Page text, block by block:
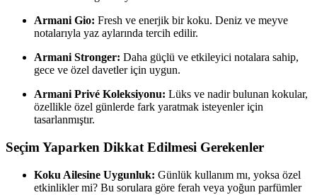
Armani Gio: Fresh ve enerjik bir koku. Deniz ve meyve
notalarıyla yaz aylarında tercih edilir.
Armani Stronger: Daha güçlü ve etkileyici notalara sahip,
gece ve özel davetler için uygun.
Armani Privé Koleksiyonu: Lüks ve nadir bulunan kokular,
özellikle özel günlerde fark yaratmak isteyenler için
tasarlanmıştır.
Seçim Yaparken Dikkat Edilmesi Gerekenler
Koku Ailesine Uygunluk: Günlük kullanım mı, yoksa özel
etkinlikler mi? Bu sorulara göre ferah veya yoğun parfümler